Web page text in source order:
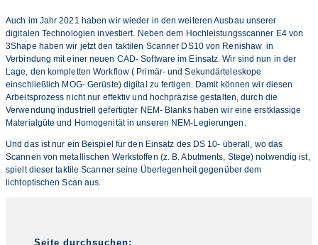
Auch im Jahr 2021 haben wir wieder in den weiteren Ausbau unserer
digitalen Technologien investiert. Neben dem Hochleistungsscanner E4 von
3Shape haben wir jetzt den taktilen Scanner DS10 von Renishaw in
Verbindung mit einer neuen CAD- Software im Einsatz. Wir sind nun in der
Lage, den kompletten Workflow ( Primär- und Sekundärteleskope
einschließlich MOG- Gerüste) digital zu fertigen. Damit können wir diesen
Arbeitsprozess nicht nur effektiv und hochpräzise gestalten, durch die
Verwendung industriell gefertigter NEM- Blanks haben wir eine erstklassige
Materialgüte und Homogenität in unseren NEM-Legierungen.
Und das ist nur ein Beispiel für den Einsatz des DS 10- überall, wo das
Scannen von metallischen Werkstoffen (z. B. Abutments, Stege) notwendig ist,
spielt dieser taktile Scanner seine Überlegenheit gegenüber dem
lichtoptischen Scan aus.
Seite durchsuchen: